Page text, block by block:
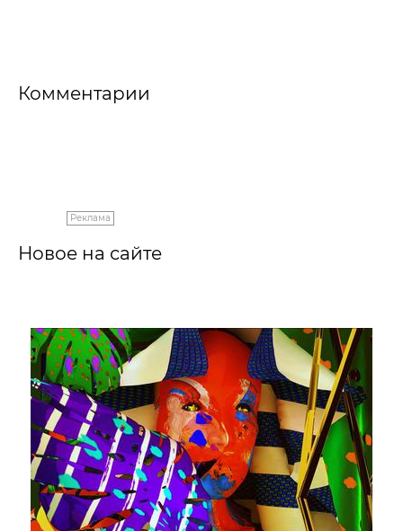
Комментарии
Реклама
Новое на сайте